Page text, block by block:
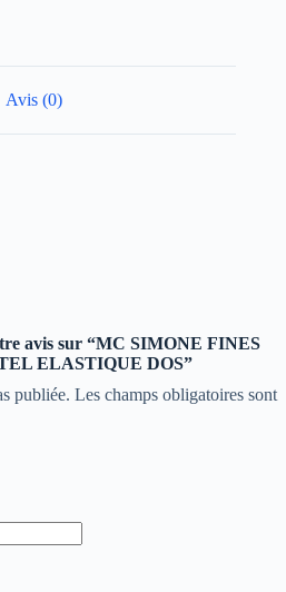
Avis (0)
avis sur “MC SIMONE FINES
ELASTIQUE DOS”
publiée. Les champs obligatoires sont